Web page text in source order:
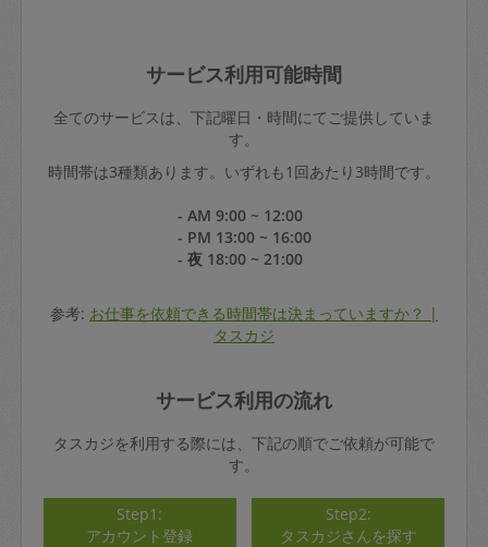
サービス利用可能時間
全てのサービスは、下記曜日・時間にてご提供していま
す。
時間帯は3種類あります。いずれも1回あたり3時間です。
- AM 9:00 ~ 12:00
- PM 13:00 ~ 16:00
- 夜 18:00 ~ 21:00
参考: お仕事を依頼できる時間帯は決まっていますか？ |
タスカジ
サービス利用の流れ
タスカジを利用する際には、下記の順でご依頼が可能で
す。
Step1:
アカウント登録
Step2:
タスカジさんを探す